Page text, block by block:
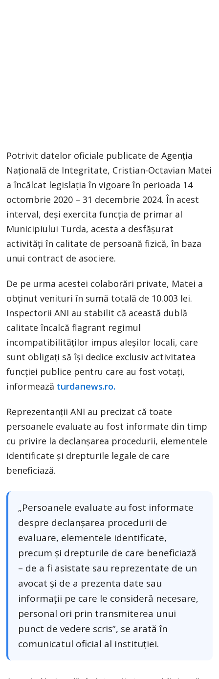
Potrivit datelor oficiale publicate de Agenția
Națională de Integritate, Cristian-Octavian Matei
a încălcat legislația în vigoare în perioada 14
octombrie 2020 – 31 decembrie 2024. În acest
interval, deși exercita funcția de primar al
Municipiului Turda, acesta a desfășurat
activități în calitate de persoană fizică, în baza
unui contract de asociere.
De pe urma acestei colaborări private, Matei a
obținut venituri în sumă totală de 10.003 lei.
Inspectorii ANI au stabilit că această dublă
calitate încalcă flagrant regimul
incompatibilităților impus aleșilor locali, care
sunt obligați să își dedice exclusiv activitatea
funcției publice pentru care au fost votați,
informează turdanews.ro.
Reprezentanții ANI au precizat că toate
persoanele evaluate au fost informate din timp
cu privire la declanșarea procedurii, elementele
identificate și drepturile legale de care
beneficiază.
„Persoanele evaluate au fost informate
despre declanșarea procedurii de
evaluare, elementele identificate,
precum și drepturile de care beneficiază
– de a fi asistate sau reprezentate de un
avocat și de a prezenta date sau
informații pe care le consideră necesare,
personal ori prin transmiterea unui
punct de vedere scris”, se arată în
comunicatul oficial al instituției.